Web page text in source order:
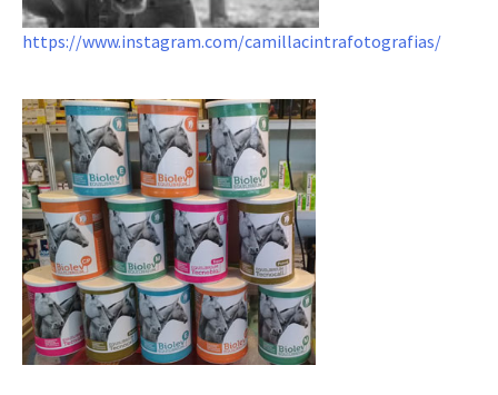
https://www.instagram.com/camillacintrafotografias/